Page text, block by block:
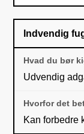
Indvendig
Udvendig
Kan forbedre